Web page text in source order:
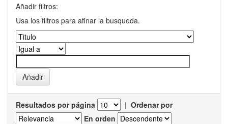
Añadir filtros:
Usa los filtros para afinar la busqueda.
Resultados por página | Ordenar por
En orden